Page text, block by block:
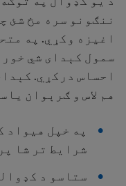
ننګونو سره مخ شئ
اغیزه وکړي. په
سمول کېدای شي
احساس درکړي.
هم لاس و ګرېوان
په خپل هیواد
شرایط تر شا
ستاسو د